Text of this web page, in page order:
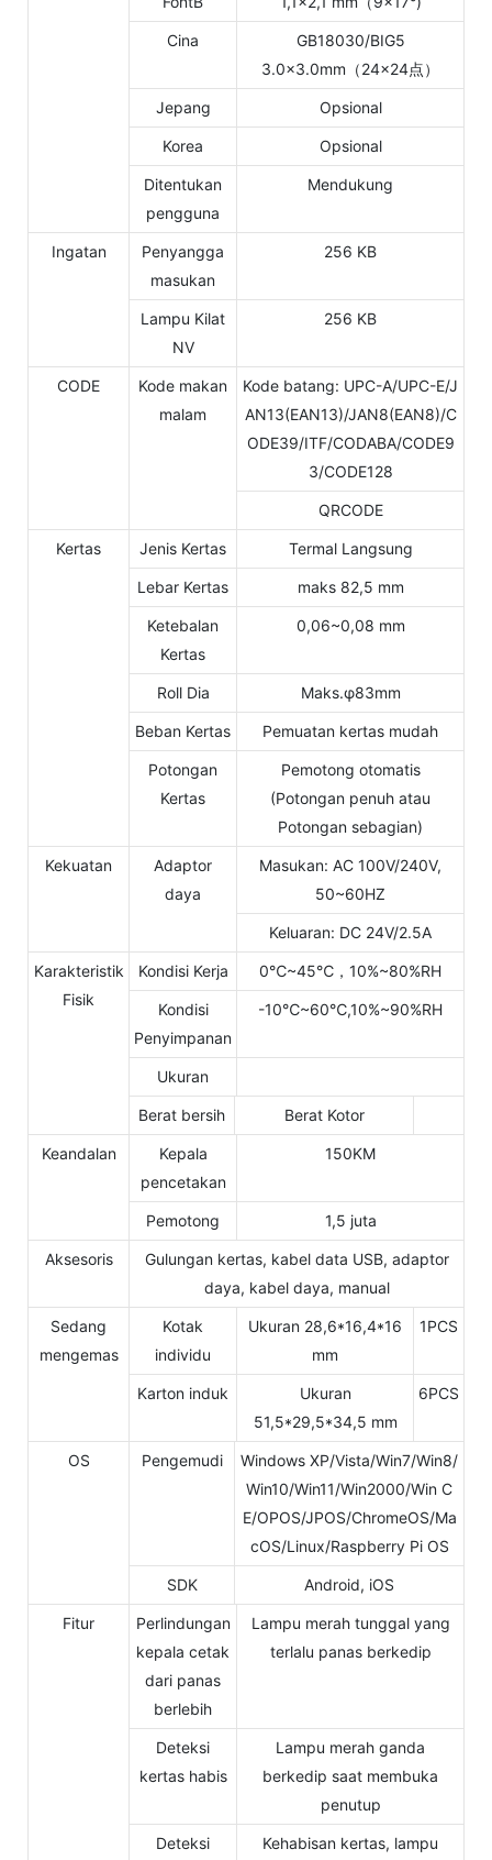
Cina
GB18030/BIG5
3.0×3.0mm（24×24点）
Jepang Opsional
Korea Opsional
Ditentukan
pengguna
Mendukung
Ingatan
Penyangga
masukan
256 KB
Lampu Kilat
NV
256 KB
CODE
Kode makan
malam
Kode batang: UPC-A/UPC-E/J
AN13(EAN13)/JAN8(EAN8)/C
ODE39/ITF/CODABA/CODE9
3/CODE128
QRCODE
Kertas Jenis Kertas Termal Langsung
Lebar Kertas maks 82,5 mm
Ketebalan
Kertas
0,06~0,08 mm
Roll Dia Maks.φ83mm
Beban Kertas Pemuatan kertas mudah
Potongan
Kertas
Pemotong otomatis
(Potongan penuh atau
Potongan sebagian)
Kekuatan
Adaptor
daya
Masukan: AC 100V/240V,
50~60HZ
Keluaran: DC 24V/2.5A
Karakteristik
Fisik
Kondisi Kerja 0℃~45℃，10%~80%RH
Kondisi
Penyimpanan
-10℃~60℃,10%~90%RH
Ukuran
Berat bersih Berat Kotor
Keandalan
Kepala
pencetakan
150KM
Pemotong 1,5 juta
Aksesoris
Gulungan kertas, kabel data USB, adaptor
daya, kabel daya, manual
Sedang
mengemas
Kotak
individu
Ukuran 28,6*16,4*16
mm
1PCS
Karton induk
Ukuran
51,5*29,5*34,5 mm
6PCS
OS Pengemudi
Windows XP/Vista/Win7/Win8/
Win10/Win11/Win2000/Win C
E/OPOS/JPOS/ChromeOS/Ma
cOS/Linux/Raspberry Pi OS
SDK Android, iOS
Fitur
Perlindungan
kepala cetak
dari panas
berlebih
Lampu merah tunggal yang
terlalu panas berkedip
Deteksi
kertas habis
Lampu merah ganda
berkedip saat membuka
penutup
Deteksi
Kehabisan kertas, lampu